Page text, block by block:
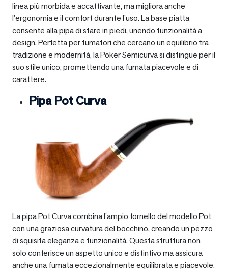
linea più morbida e accattivante, ma migliora anche
l’ergonomia e il comfort durante l’uso. La base piatta
consente alla pipa di stare in piedi, unendo funzionalità a
design. Perfetta per fumatori che cercano un equilibrio tra
tradizione e modernità, la Poker Semicurva si distingue per il
suo stile unico, promettendo una fumata piacevole e di
carattere.
Pipa Pot Curva
La pipa Pot Curva combina l’ampio fornello del modello Pot
con una graziosa curvatura del bocchino, creando un pezzo
di squisita eleganza e funzionalità. Questa struttura non
solo conferisce un aspetto unico e distintivo ma assicura
anche una fumata eccezionalmente equilibrata e piacevole.